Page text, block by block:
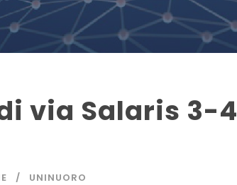
via Salaris 3-4
UNINUORO